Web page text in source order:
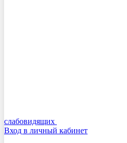
слабовидящих
Вход в личный кабинет